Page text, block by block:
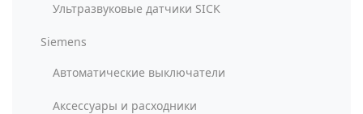
Ультразвуковые датчики SICK
Siemens
Автоматические выключатели
Аксессуары и расходники